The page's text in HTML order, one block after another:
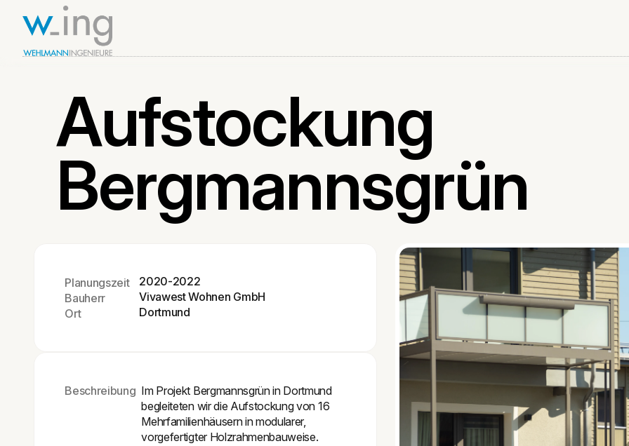
Aufstockung
Bergmannsgrün
Planungszeit
2020-2022
Bauherr
Vivawest Wohnen GmbH
Ort
Dortmund
Beschreibung Im Projekt Bergmannsgrün in Dortmund
begleiteten wir die Aufstockung von 16
Mehrfamilienhäusern in modularer,
vorgefertigter Holzrahmenbauweise.